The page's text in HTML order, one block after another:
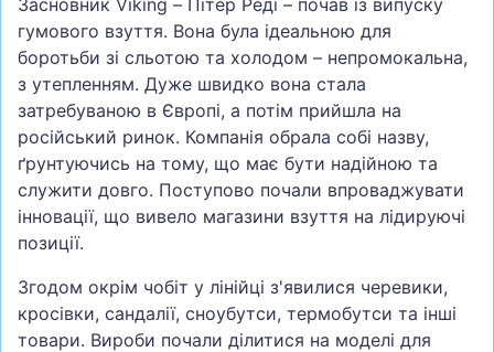
Засновник Viking – Пітер Реді – почав із випуску
гумового взуття. Вона була ідеальною для
боротьби зі сльотою та холодом – непромокальна,
з утепленням. Дуже швидко вона стала
затребуваною в Європі, а потім прийшла на
російський ринок. Компанія обрала собі назву,
ґрунтуючись на тому, що має бути надійною та
служити довго. Поступово почали впроваджувати
інновації, що вивело магазини взуття на лідируючі
позиції.
Згодом окрім чобіт у лінійці з'явилися черевики,
кросівки, сандалії, сноубутси, термобутси та інші
товари. Вироби почали ділитися на моделі для